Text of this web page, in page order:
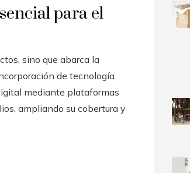
para el
sino que abarca la
de tecnología
mediante plataformas
ampliando su cobertura y